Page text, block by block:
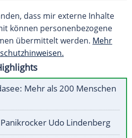
dass mir externe Inhalte
können personenbezogene
übermittelt werden. Mehr
Mehr als 200 Menschen
Udo Lindenberg